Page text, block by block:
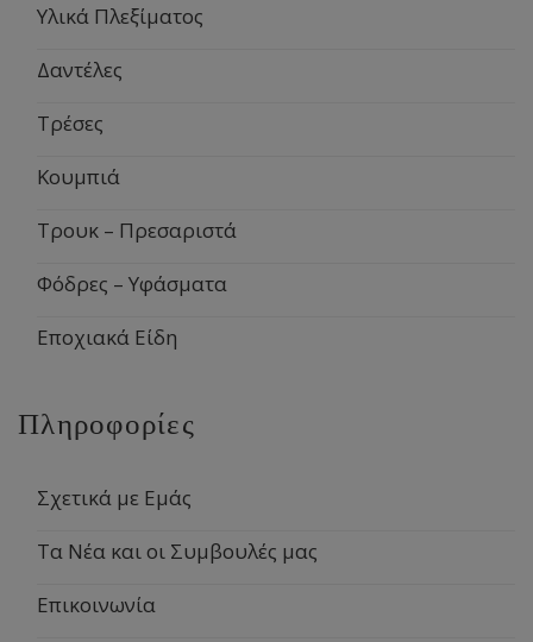
Υλικά Πλεξίματος
Δαντέλες
Τρέσες
Κουμπιά
Τρουκ – Πρεσαριστά
Φόδρες – Υφάσματα
Εποχιακά Είδη
Πληροφορίες
Σχετικά με Εμάς
Τα Νέα και οι Συμβουλές μας
Επικοινωνία